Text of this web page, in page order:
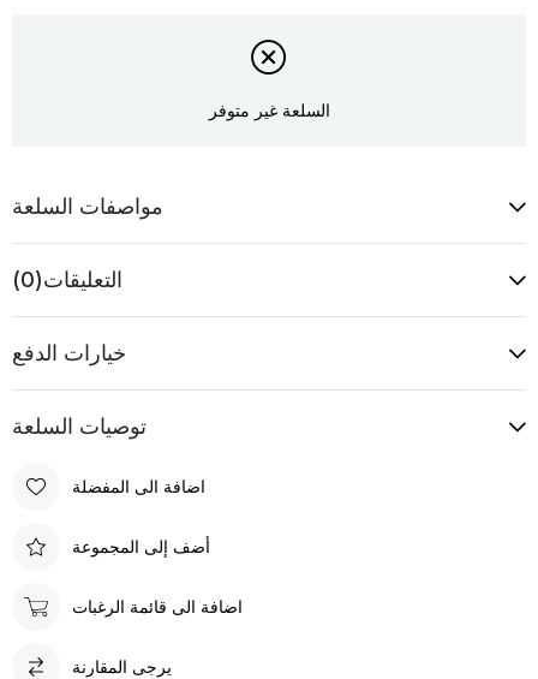
السلعة غير متوفر
مواصفات السلعة
التعليقات(0)
خيارات الدفع
توصيات السلعة
اضافة الى المفضلة
أضف إلى المجموعة
اضافة الى قائمة الرغبات
يرجى المقارنة